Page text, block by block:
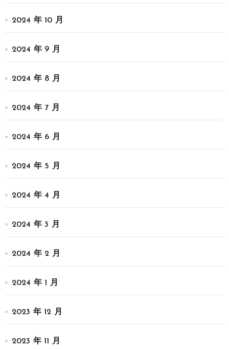
2024 年 10 月
2024 年 9 月
2024 年 8 月
2024 年 7 月
2024 年 6 月
2024 年 5 月
2024 年 4 月
2024 年 3 月
2024 年 2 月
2024 年 1 月
2023 年 12 月
2023 年 11 月